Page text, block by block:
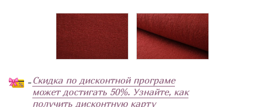
- Скидка по дисконтной програме
может достигать 50%. Узнайте, как
получить дисконтную карту